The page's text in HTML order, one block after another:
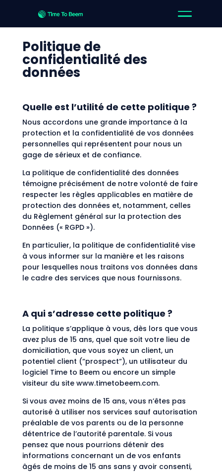
Politique de
confidentialité des
données
Quelle est l’utilité de cette politique ?
Nous accordons une grande importance à la
protection et la confidentialité de vos données
personnelles qui représentent pour nous un
gage de sérieux et de confiance.
La politique de confidentialité des données
témoigne précisément de notre volonté de faire
respecter les règles applicables en matière de
protection des données et, notamment, celles
du Règlement général sur la protection des
Données (« RGPD »).
En particulier, la politique de confidentialité vise
à vous informer sur la manière et les raisons
pour lesquelles nous traitons vos données dans
le cadre des services que nous fournissons.
A qui s’adresse cette politique ?
La politique s’applique à vous, dès lors que vous
avez plus de 15 ans, quel que soit votre lieu de
domiciliation, que vous soyez un client, un
potentiel client (“prospect“), un utilisateur du
logiciel Time to Beem ou encore un simple
visiteur du site www.timetobeem.com.
Si vous avez moins de 15 ans, vous n’êtes pas
autorisé à utiliser nos services sauf autorisation
préalable de vos parents ou de la personne
détentrice de l’autorité parentale. Si vous
pensez que nous pourrions détenir des
informations concernant un de vos enfants
âgés de moins de 15 ans sans y avoir consenti,